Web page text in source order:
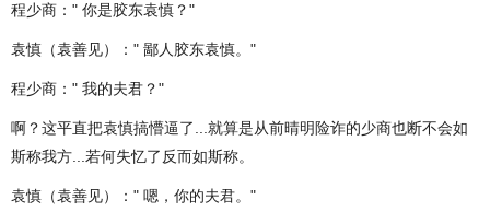
程少商：" 你是胶东袁慎？"
袁慎（袁善见）：" 鄙人胶东袁慎。"
程少商：" 我的夫君？"
啊？这平直把袁慎搞懵逼了...就算是从前晴明险诈的少商也断不会如
斯称我方...若何失忆了反而如斯称。
袁慎（袁善见）：" 嗯，你的夫君。"